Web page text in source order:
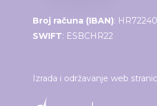
Broj računa (IBAN):
SWIFT: ESBCHR22
Izrada i održavanje web